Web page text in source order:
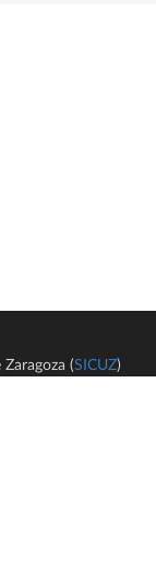
(SICUZ)